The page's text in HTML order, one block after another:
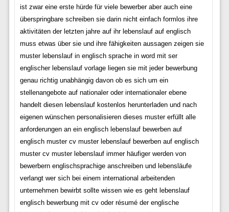
ist zwar eine erste hürde für viele bewerber aber auch eine
überspringbare schreiben sie darin nicht einfach formlos ihre
aktivitäten der letzten jahre auf ihr lebenslauf auf englisch
muss etwas über sie und ihre fähigkeiten aussagen zeigen sie
muster lebenslauf in englisch sprache in word mit ser
englischer lebenslauf vorlage liegen sie mit jeder bewerbung
genau richtig unabhängig davon ob es sich um ein
stellenangebote auf nationaler oder internationaler ebene
handelt diesen lebenslauf kostenlos herunterladen und nach
eigenen wünschen personalisieren dieses muster erfüllt alle
anforderungen an ein englisch lebenslauf bewerben auf
englisch muster cv muster lebenslauf bewerben auf englisch
muster cv muster lebenslauf immer häufiger werden von
bewerbern englischsprachige anschreiben und lebensläufe
verlangt wer sich bei einem international arbeitenden
unternehmen bewirbt sollte wissen wie es geht lebenslauf
englisch bewerbung mit cv oder résumé der englische